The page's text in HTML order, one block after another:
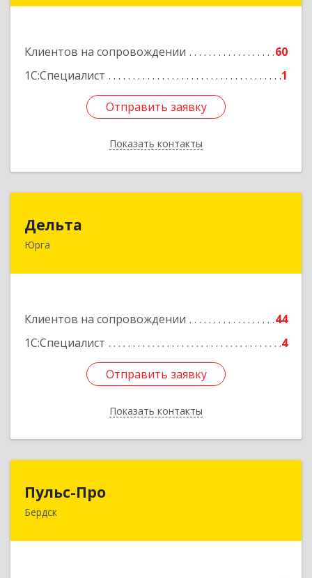
Клиентов на сопровождении
60
1С:Специалист
1
Отправить заявку
Показать контакты
Отправить заявку
Назад
Дельта
Юрга
Клиентов на сопровождении
44
1С:Специалист
4
Отправить заявку
Показать контакты
Отправить заявку
Назад
Пульс-Про
Бердск633010, Новосибирская обл, Бердск, Ленина,